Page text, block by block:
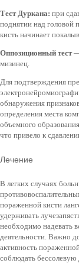
Тест Дуркана: при
поднятии над головой
кисть начинает
Оппозиционный тест—
мизинец.
Для подтверждения
обнаружения
определения места
объемного
что привело к
Лечение
В легких случаях
пораженной кисти
удерживать
необходимо надевать
деятельности. Важно
активность
соблюдать